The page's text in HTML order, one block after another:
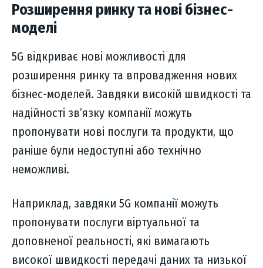
Розширення ринку та нові бізнес-
моделі
5G відкриває нові можливості для
розширення ринку та впровадження нових
бізнес-моделей. Завдяки високій швидкості та
надійності зв’язку компанії можуть
пропонувати нові послуги та продукти, що
раніше були недоступні або технічно
неможливі.
Наприклад, завдяки 5G компанії можуть
пропонувати послуги віртуальної та
доповненої реальності, які вимагають
високої швидкості передачі даних та низької